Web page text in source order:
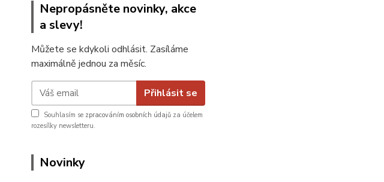
Nepropásněte novinky, akce
a slevy!
Můžete se kdykoli odhlásit. Zasíláme
maximálně jednou za měsíc.
Přihlásit se
Souhlasím se zpracováním osobních údajů za účelem
rozesílky newsletteru.
Novinky